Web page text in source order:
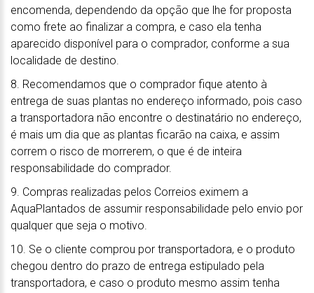
encomenda, dependendo da opção que lhe for proposta
como frete ao finalizar a compra, e caso ela tenha
aparecido disponível para o comprador, conforme a sua
localidade de destino.
8. Recomendamos que o comprador fique atento à
entrega de suas plantas no endereço informado, pois caso
a transportadora não encontre o destinatário no endereço,
é mais um dia que as plantas ficarão na caixa, e assim
correm o risco de morrerem, o que é de inteira
responsabilidade do comprador.
9. Compras realizadas pelos Correios eximem a
AquaPlantados de assumir responsabilidade pelo envio por
qualquer que seja o motivo.
10. Se o cliente comprou por transportadora, e o produto
chegou dentro do prazo de entrega estipulado pela
transportadora, e caso o produto mesmo assim tenha